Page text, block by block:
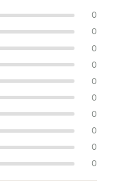
0
0
0
0
0
0
0
0
0
0